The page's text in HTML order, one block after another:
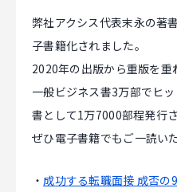
NEWS
ニュース
お知らせ
イベント
弊社アクシス代表末永の著
子書籍化されました。
2020年の出版から重版を重
一般ビジネス書3万部でヒ
書として1万7000部程発行
ぜひ電子書籍でもご一読い
・成功する転職面接 成否の